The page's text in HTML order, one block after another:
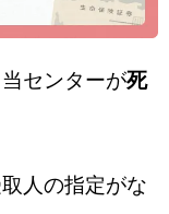
センターが死
人の指定がな